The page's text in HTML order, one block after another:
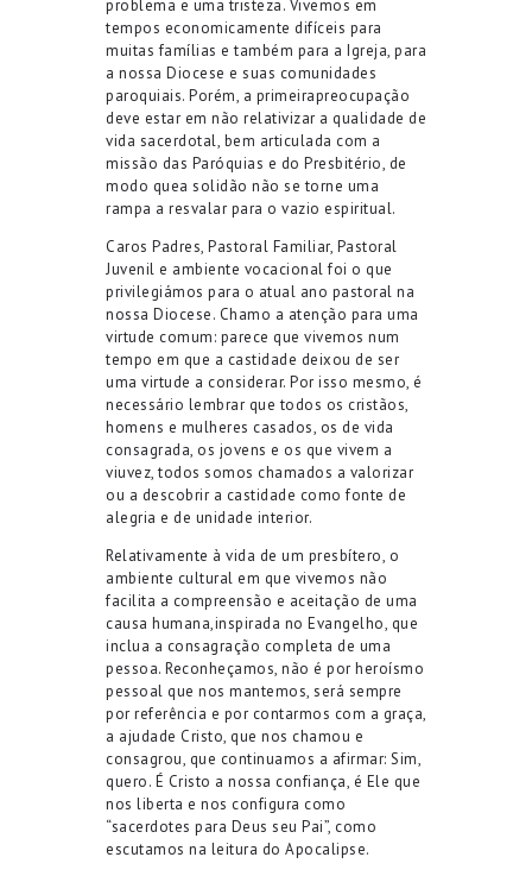
problema e uma tristeza. Vivemos em
tempos economicamente difíceis para
muitas famílias e também para a Igreja, para
a nossa Diocese e suas comunidades
paroquiais. Porém, a primeirapreocupação
deve estar em não relativizar a qualidade de
vida sacerdotal, bem articulada com a
missão das Paróquias e do Presbitério, de
modo quea solidão não se torne uma
rampa a resvalar para o vazio espiritual.
Caros Padres, Pastoral Familiar, Pastoral
Juvenil e ambiente vocacional foi o que
privilegiámos para o atual ano pastoral na
nossa Diocese. Chamo a atenção para uma
virtude comum: parece que vivemos num
tempo em que a castidade deixou de ser
uma virtude a considerar. Por isso mesmo, é
necessário lembrar que todos os cristãos,
homens e mulheres casados, os de vida
consagrada, os jovens e os que vivem a
viuvez, todos somos chamados a valorizar
ou a descobrir a castidade como fonte de
alegria e de unidade interior.
Relativamente à vida de um presbítero, o
ambiente cultural em que vivemos não
facilita a compreensão e aceitação de uma
causa humana,inspirada no Evangelho, que
inclua a consagração completa de uma
pessoa. Reconheçamos, não é por heroísmo
pessoal que nos mantemos, será sempre
por referência e por contarmos com a graça,
a ajudade Cristo, que nos chamou e
consagrou, que continuamos a afirmar: Sim,
quero. É Cristo a nossa confiança, é Ele que
nos liberta e nos configura como
“sacerdotes para Deus seu Pai”, como
escutamos na leitura do Apocalipse.